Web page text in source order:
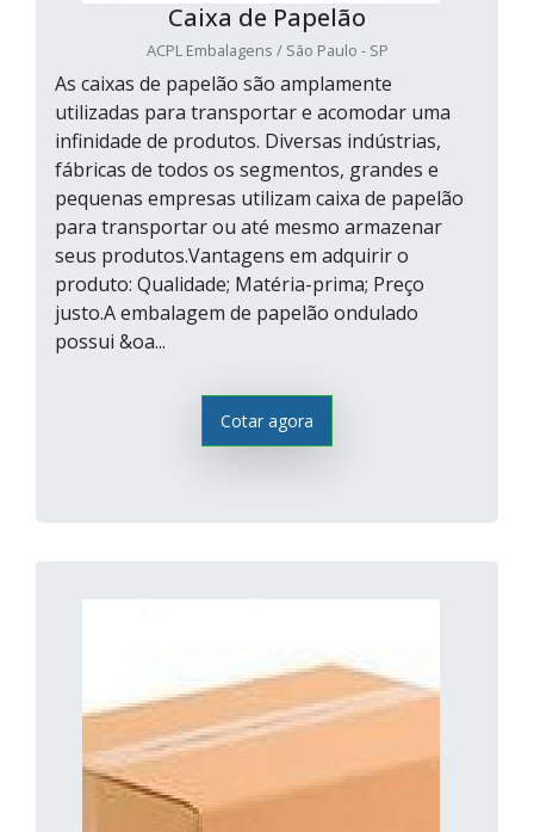
Caixa de Papelão
ACPL Embalagens / São Paulo - SP
As caixas de papelão são amplamente
utilizadas para transportar e acomodar uma
infinidade de produtos. Diversas indústrias,
fábricas de todos os segmentos, grandes e
pequenas empresas utilizam caixa de papelão
para transportar ou até mesmo armazenar
seus produtos.Vantagens em adquirir o
produto: Qualidade; Matéria-prima; Preço
justo.A embalagem de papelão ondulado
possui &oa...
Cotar agora